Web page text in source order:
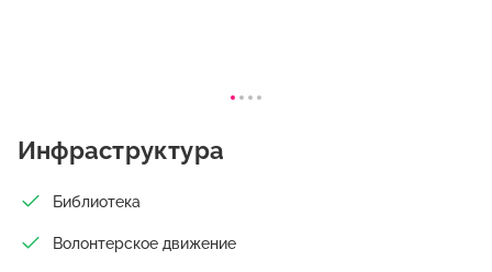
видов деятельности дочернего общества ОАО «Газпром» —
трансгаз Ухта» и дальнейшего трудоустройства в ООО
«Газпром трансгаз Ухта». 2015 год — включен в «ТОП-500
муниципального учреждения «Управление образования»
администрации МОГО «Ухта» директором лицея назначена
Инфраструктура
Библиотека
Волонтерское движение